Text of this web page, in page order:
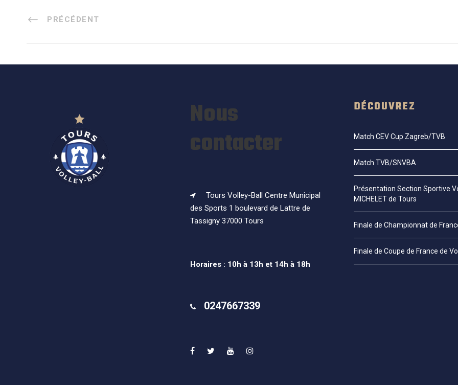
PRÉCÉDENT
Nous
contacter
Tours Volley-Ball Centre Municipal
des Sports 1 boulevard de Lattre de
Tassigny 37000 Tours
Horaires : 10h à 13h et 14h à 18h
0247667339
DÉCOUVREZ
Match CEV Cup Zagreb/TVB
Match TVB/SNVBA
Présentation Section Sportive
MICHELET de Tours
Finale de Championnat de
Finale de Coupe de France de